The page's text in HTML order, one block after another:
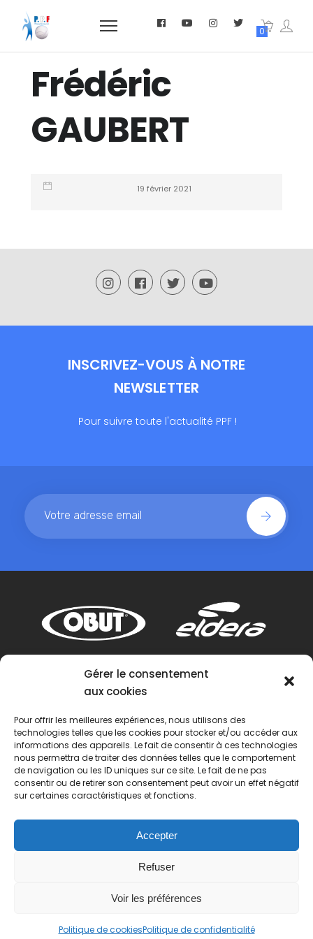
Gérer le consentement
aux cookies
Pour offrir les meilleures expériences, nous utilisons des
technologies telles que les cookies pour stocker et/ou accéder aux
informations des appareils. Le fait de consentir à ces technologies
nous permettra de traiter des données telles que le comportement
de navigation ou les ID uniques sur ce site. Le fait de ne pas
consentir ou de retirer son consentement peut avoir un effet négatif
sur certaines caractéristiques et fonctions.
Accepter
Refuser
Voir les préférences
Politique de cookiesPolitique de confidentialité
0
Frédéric
GAUBERT
19 février 2021
INSCRIVEZ-VOUS À NOTRE
NEWSLETTER
Pour suivre toute l'actualité PPF !
réservés.